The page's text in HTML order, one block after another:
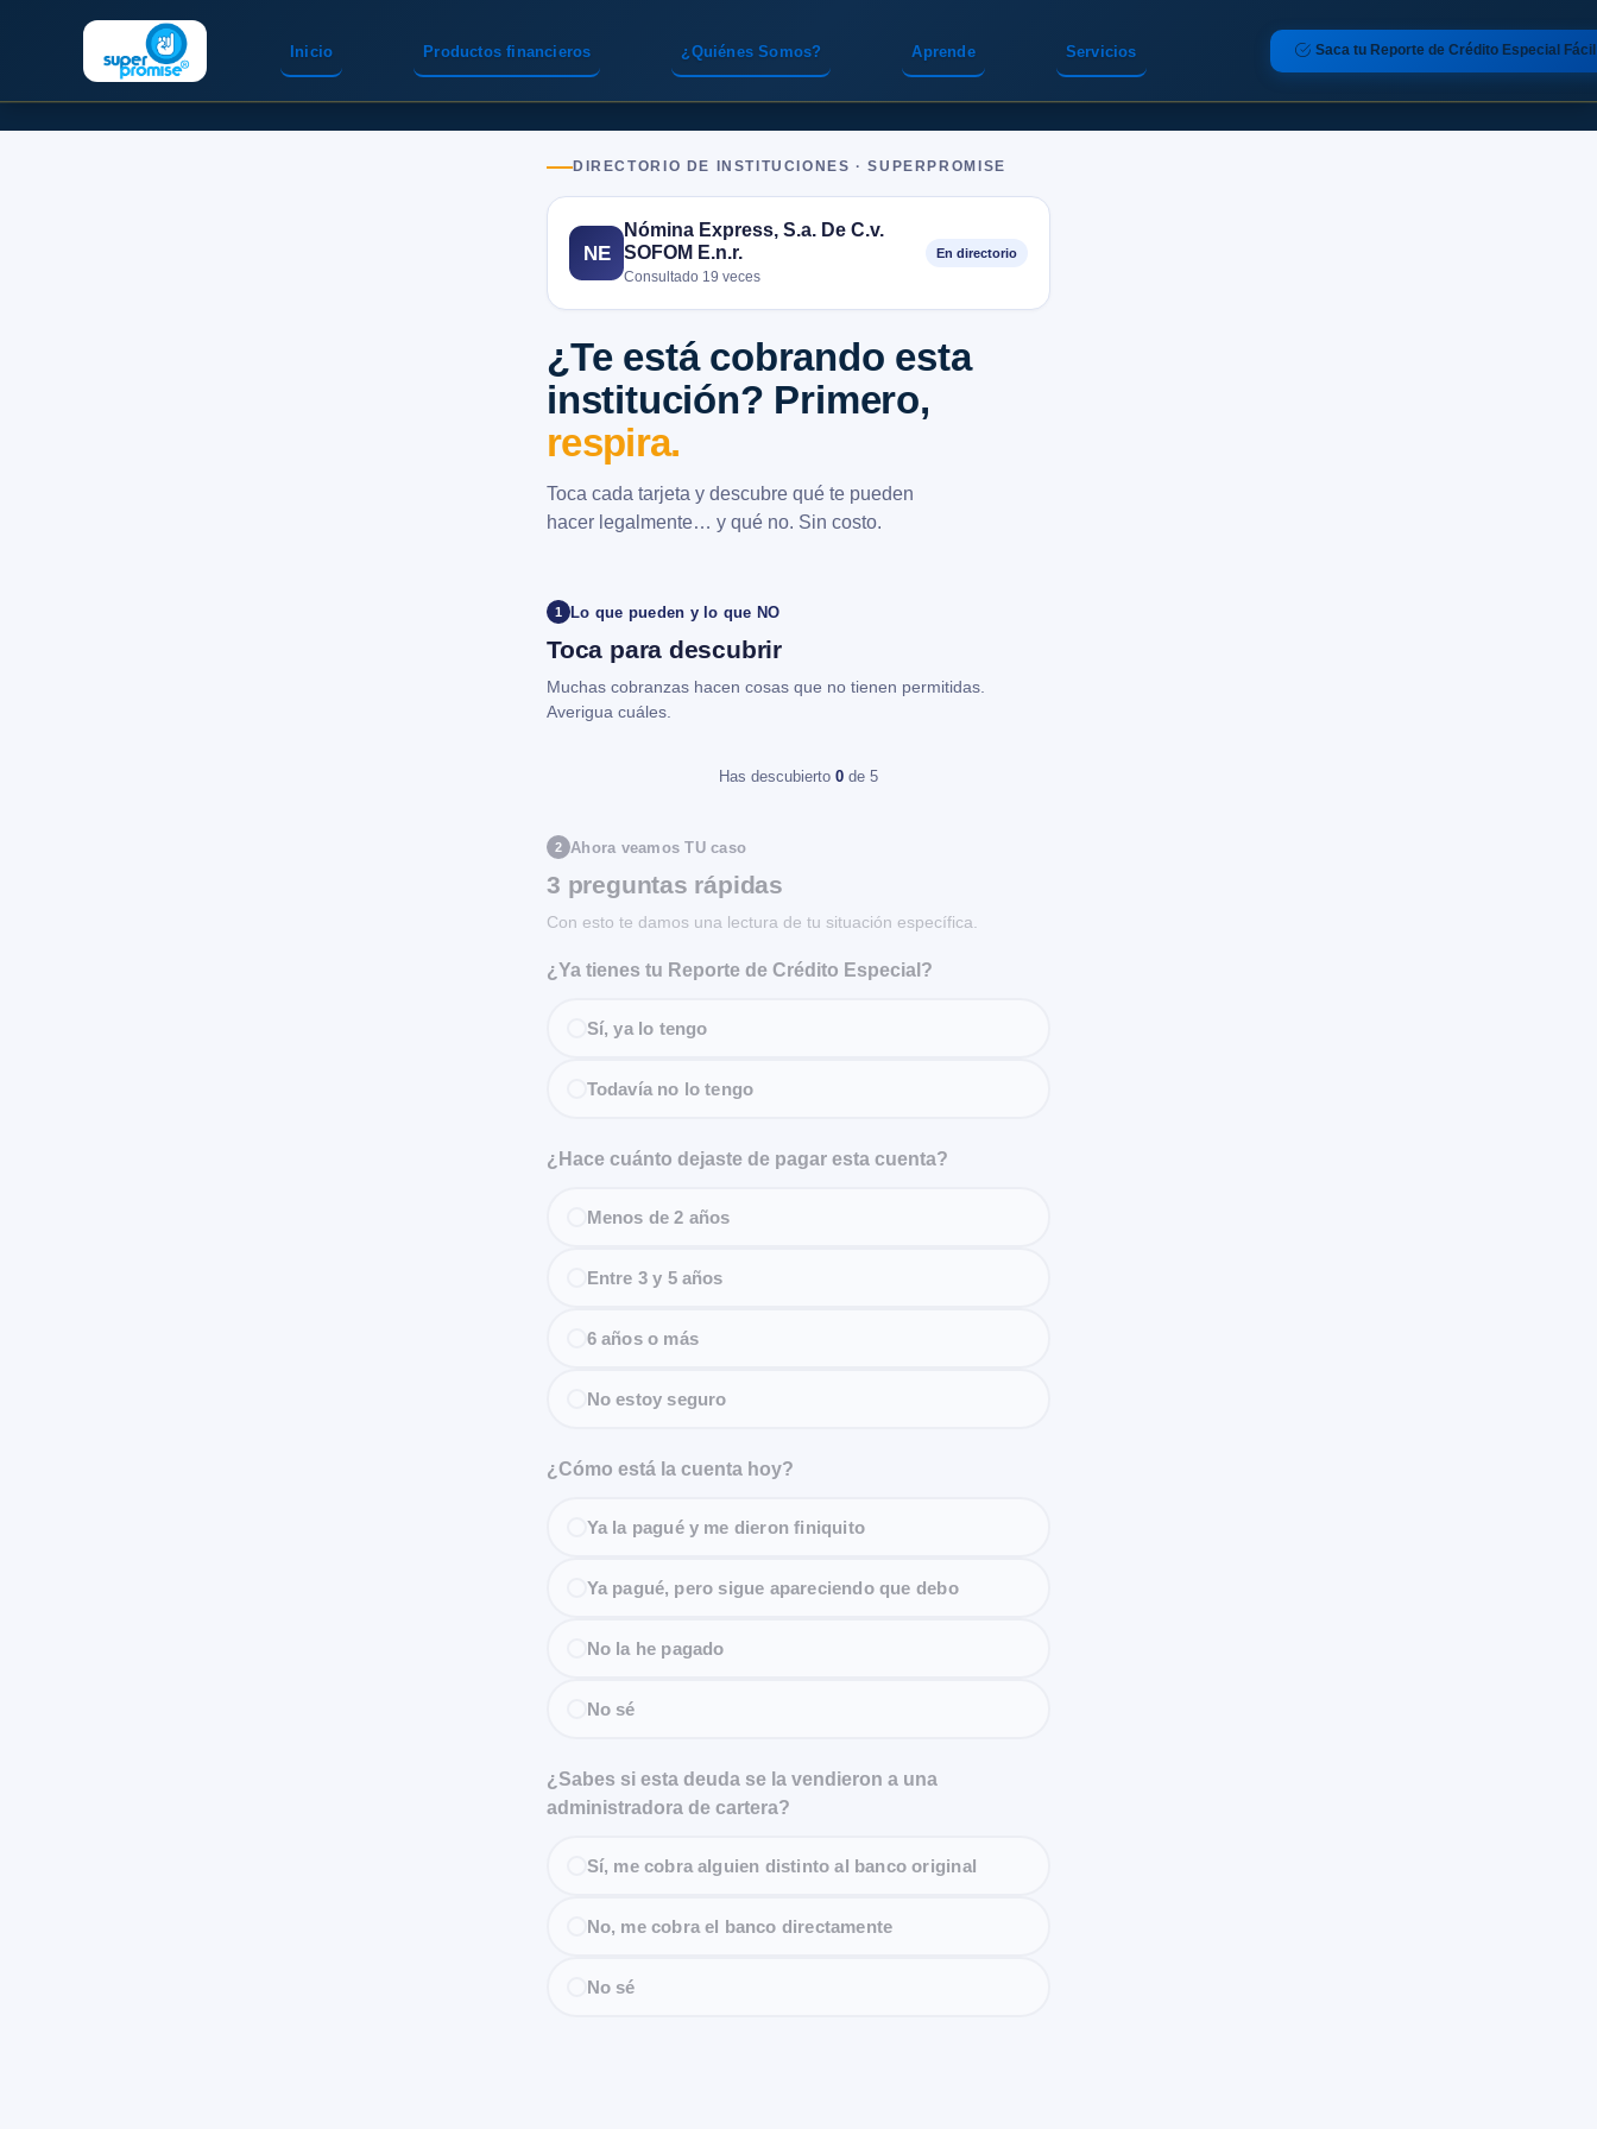
Inicio Servicios
Productos financieros ¿Quiénes Somos? Aprende Saca tu Reporte de Crédito Especial Fácil
DIRECTORIO DE INSTITUCIONES · SUPERPROMISE
NE
Nómina Express, S.a. De C.v.
SOFOM E.n.r.
Consultado 19 veces
En directorio
¿Te está cobrando esta
institución? Primero,
respira.
Toca cada tarjeta y descubre qué te pueden
hacer legalmente… y qué no. Sin costo.
1 Lo que pueden y lo que NO
Toca para descubrir
Muchas cobranzas hacen cosas que no tienen permitidas.
Averigua cuáles.
Has descubierto 0 de 5
2 Ahora veamos TU caso
3 preguntas rápidas
Con esto te damos una lectura de tu situación específica.
¿Ya tienes tu Reporte de Crédito Especial?
Sí, ya lo tengo
Todavía no lo tengo
¿Hace cuánto dejaste de pagar esta cuenta?
Menos de 2 años
Entre 3 y 5 años
6 años o más
No estoy seguro
¿Cómo está la cuenta hoy?
Ya la pagué y me dieron finiquito
Ya pagué, pero sigue apareciendo que debo
No la he pagado
No sé
¿Sabes si esta deuda se la vendieron a una
administradora de cartera?
Sí, me cobra alguien distinto al banco original
No, me cobra el banco directamente
No sé